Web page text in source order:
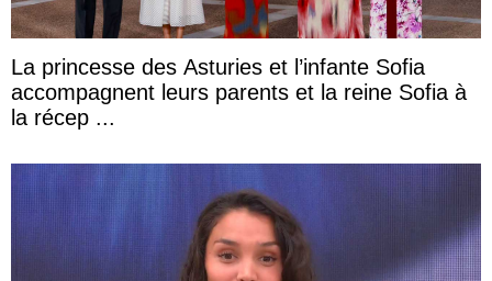
La princesse des Asturies et l’infante Sofia
accompagnent leurs parents et la reine Sofia à
la récep ...